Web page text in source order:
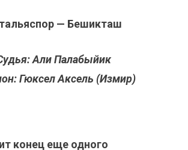
— Бешикташ
Али Палабыйик
Гюксел Аксель (Измир)
конец еще одного